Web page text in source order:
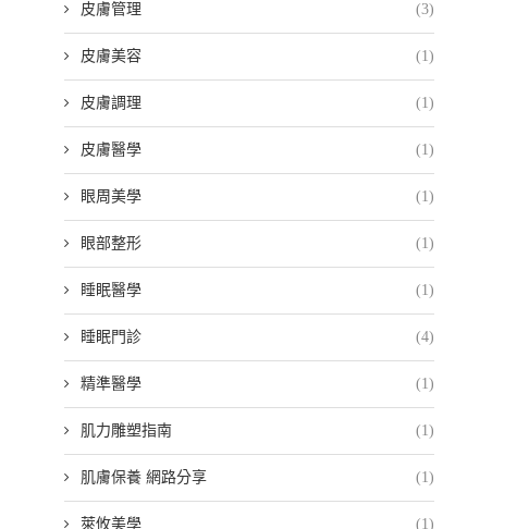
皮膚管理 (3)
皮膚美容 (1)
皮膚調理 (1)
皮膚醫學 (1)
眼周美學 (1)
眼部整形 (1)
睡眠醫學 (1)
睡眠門診 (4)
精準醫學 (1)
肌力雕塑指南 (1)
肌膚保養 網路分享 (1)
萊攸美學 (1)